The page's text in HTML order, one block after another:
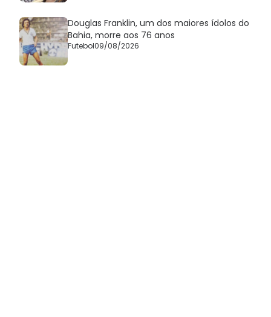
Douglas Franklin, um dos maiores ídolos do
Bahia, morre aos 76 anos
Futebol09/08/2026